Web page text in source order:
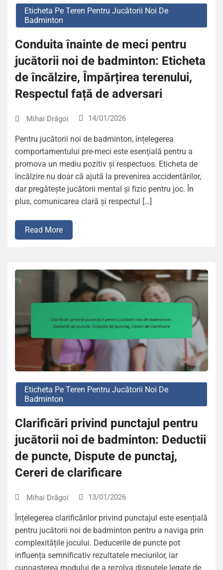
Eticheta Pe Teren Pentru Jucătorii Noi De
Badminton
Conduita înainte de meci pentru
jucătorii noi de badminton: Eticheta
de încălzire, Împărțirea terenului,
Respectul față de adversari
Mihai Drăgoi 14/01/2026
Pentru jucătorii noi de badminton, înțelegerea
comportamentului pre-meci este esențială pentru a
promova un mediu pozitiv și respectuos. Eticheta de
încălzire nu doar că ajută la prevenirea accidentărilor,
dar pregătește jucătorii mental și fizic pentru joc. În
plus, comunicarea clară și respectul […]
Read More
Eticheta Pe Teren Pentru Jucătorii Noi De
Badminton
Clarificări privind punctajul pentru
jucătorii noi de badminton: Deductii
de puncte, Dispute de punctaj,
Cereri de clarificare
Mihai Drăgoi 13/01/2026
Înțelegerea clarificărilor privind punctajul este esențială
pentru jucătorii noi de badminton pentru a naviga prin
complexitățile jocului. Deducerile de puncte pot
influența semnificativ rezultatele meciurilor, iar
cunoașterea modului de a rezolva disputele legate de